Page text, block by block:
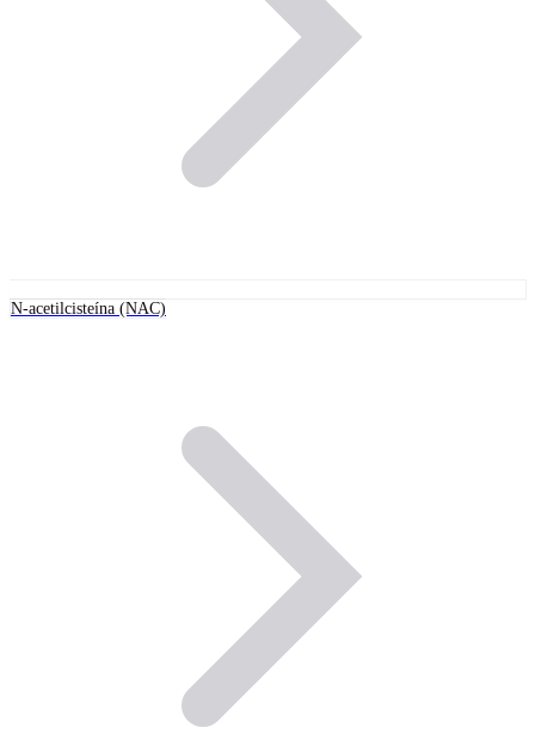
N-acetilcisteína (NAC)